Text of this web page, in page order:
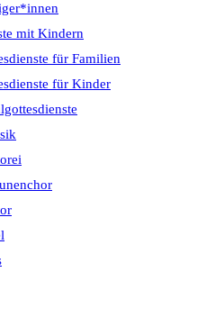
mit Kindern
für Familien
für Kinder